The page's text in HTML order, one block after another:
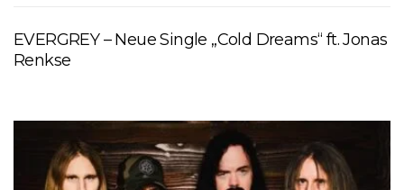
EVERGREY – Neue Single „Cold Dreams“ ft. Jonas
Renkse